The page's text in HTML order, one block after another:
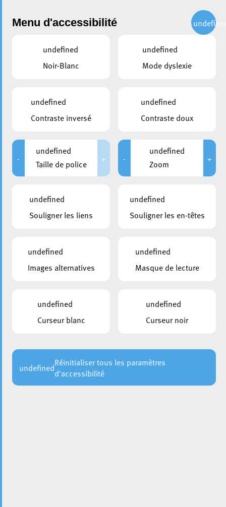
Administration
travers « Forêt mystérieuse » :
Exposition de Manon Bouvry
La Galerie d’Art de l’Escher Theater accueille du 12 janvier
l’artiste Manon Bouvry.
Menu d'accessibilité
undefined
Noir-Blanc
undefined
Mode dyslexie
undefined
Contraste inversé
undefined
Contraste doux
-
undefined
Taille de police
+ -
undefined
Zoom
+
undefined
Souligner les liens
undefined
Souligner les en-têtes
undefined
Images alternatives
undefined
Masque de lecture
undefined
Curseur blanc
undefined
Curseur noir
undefinedRéinitialiser tous les paramètres
d'accessibilité